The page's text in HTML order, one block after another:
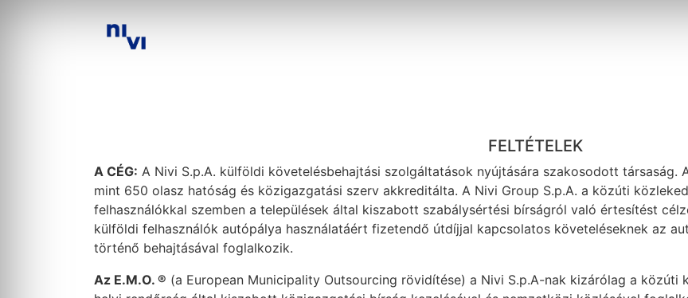
FELTÉTELEK
A CÉG: A Nivi S.p.A. külföldi követelésbehajtási szolgáltatások nyújtására szakosodott társaság.
mint 650 olasz hatóság és közigazgatási szerv akkreditálta. A Nivi Group S.p.A. a közúti
felhasználókkal szemben a települések által kiszabott szabálysértési bírságról való értesítést
külföldi felhasználók autópálya használatáért fizetendő útdíjjal kapcsolatos követeléseknek az
történő behajtásával foglalkozik.
Az E.M.O. ® (a European Municipality Outsourcing rövidítése) a Nivi S.p.A-nak kizárólag a közúti